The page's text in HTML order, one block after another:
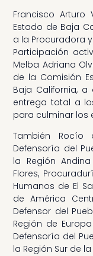
Francisco
Estado de Baja
a la Procuradora
Participación
Melba Adriana
de la Comisión
Baja California,
entrega total a
para culminar los
También Rocío
Defensoría del
la Región
Flores,
Humanos de El
de América
Defensor del
Región de
Defensoría del
la Región Sur de la